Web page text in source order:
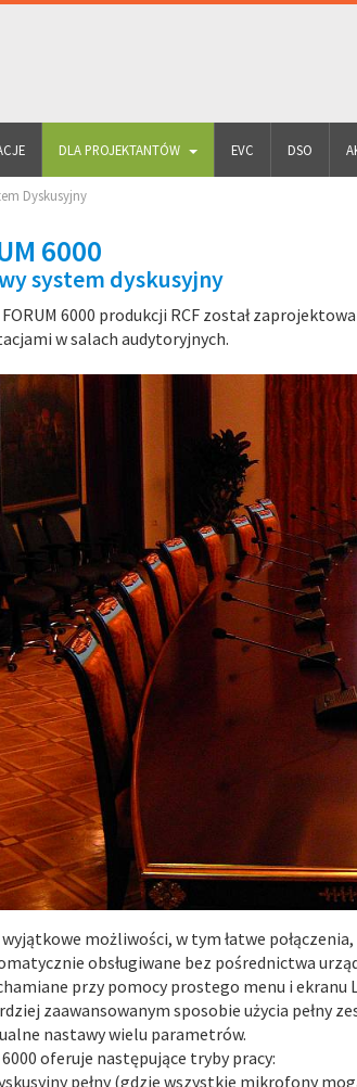
DLA PROJEKTANTÓW EVC DSO
Dyskusyjny
6000
system dyskusyjny
6000 produkcji RCF został
w salach audytoryjnych.
możliwości, w tym łatwe
obsługiwane bez pośrednictwa
przy pomocy prostego menu i ekranu
zaawansowanym sposobie użycia pełny
nastawy wielu parametrów.
oferuje następujące tryby pracy:
pełny (gdzie wszystkie mikrofony